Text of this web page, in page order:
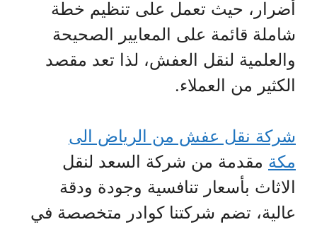
أضرار، حيث تعمل على تنظيم خطة
شاملة قائمة على المعايير الصحيحة
والعلمية لنقل العفش، لذا تعد مقصد
الكثير من العملاء.
شركة نقل عفش من الرياض الى
مكة مقدمة من شركة السعد لنقل
الاثاث بأسعار تنافسية وجودة ودقة
عالية، تضم شركتنا كوادر متخصصة في